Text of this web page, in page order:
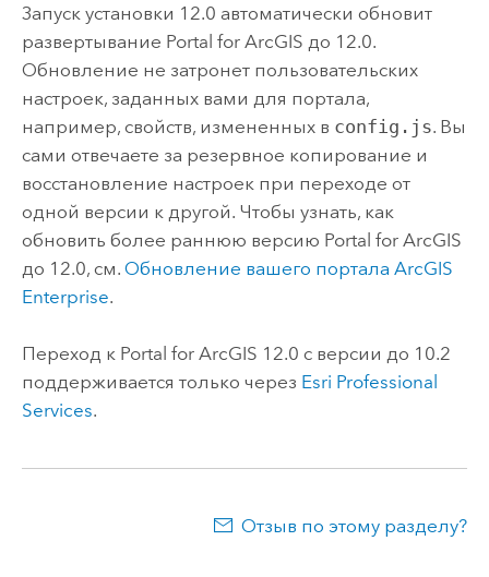
Запуск установки 12.0 автоматически обновит
развертывание Portal for ArcGIS до 12.0.
Обновление не затронет пользовательских
настроек, заданных вами для портала,
например, свойств, измененных в config.js. Вы
сами отвечаете за резервное копирование и
восстановление настроек при переходе от
одной версии к другой. Чтобы узнать, как
обновить более раннюю версию Portal for ArcGIS
до 12.0, см. Обновление вашего портала ArcGIS
Enterprise.
Переход к Portal for ArcGIS 12.0 с версии до 10.2
поддерживается только через Esri Professional
Services.
Отзыв по этому разделу?